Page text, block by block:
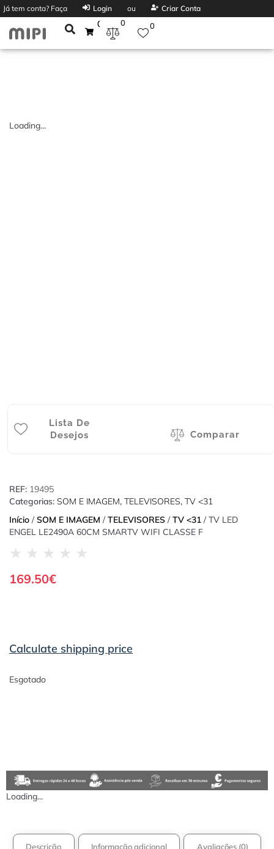
Já tem conta? Faça Login ou Criar Conta
0 0 0
Loading...
Lista De
Desejos
Comparar
REF: 19495
Categorias: SOM E IMAGEM, TELEVISORES, TV <31
Início / SOM E IMAGEM / TELEVISORES / TV <31 / TV LED
ENGEL LE2490A 60CM SMARTV WIFI CLASSE F
★ ★ ★ ★ ★
169.50€
Calculate shipping price
Esgotado
Loading...
Descrição Informação adicional Avaliações (0)